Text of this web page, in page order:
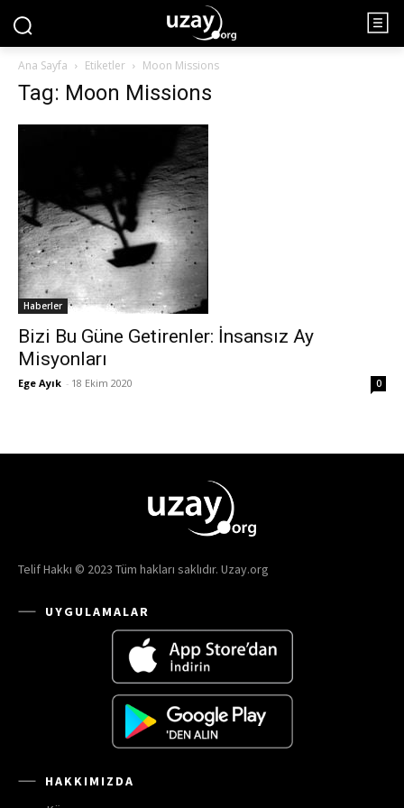
Ana Sayfa Etiketler Moon Missions
Tag: Moon Missions
Haberler
Bizi Bu Güne Getirenler: İnsansız Ay
Misyonları
Ege Ayık - 18 Ekim 2020 0
Telif Hakkı © 2023 Tüm hakları saklıdır. Uzay.org
UYGULAMALAR
HAKKIMIZDA